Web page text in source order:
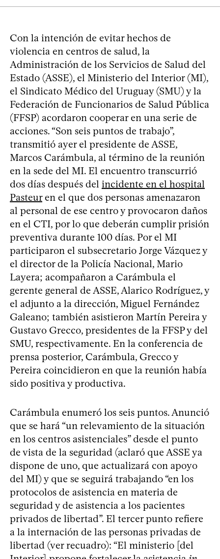
Con la intención de evitar hechos de
violencia en centros de salud, la
Administración de los Servicios de Salud del
Estado (ASSE), el Ministerio del Interior (MI),
el Sindicato Médico del Uruguay (SMU) y la
Federación de Funcionarios de Salud Pública
(FFSP) acordaron cooperar en una serie de
acciones. “Son seis puntos de trabajo”,
transmitió ayer el presidente de ASSE,
Marcos Carámbula, al término de la reunión
en la sede del MI. El encuentro transcurrió
dos días después del incidente en el hospital
Pasteuren el que dos personas amenazaron
al personal de ese centro y provocaron daños
en el CTI, por lo que deberán cumplir prisión
preventiva durante 100 días. Por el MI
participaron el subsecretario Jorge Vázquez y
el director de la Policía Nacional, Mario
Layera; acompañaron a Carámbula el
gerente general de ASSE, Alarico Rodríguez, y
el adjunto a la dirección, Miguel Fernández
Galeano; también asistieron Martín Pereira y
Gustavo Grecco, presidentes de la FFSP y del
SMU, respectivamente. En la conferencia de
prensa posterior, Carámbula, Grecco y
Pereira coincidieron en que la reunión había
sido positiva y productiva.
Carámbula enumeró los seis puntos. Anunció
que se hará “un relevamiento de la situación
en los centros asistenciales” desde el punto
de vista de la seguridad (aclaró que ASSE ya
dispone de uno, que actualizará con apoyo
del MI) y que se seguirá trabajando “en los
protocolos de asistencia en materia de
seguridad y de asistencia a los pacientes
privados de libertad”. El tercer punto refiere
a la internación de las personas privadas de
libertad (ver recuadro): “El ministerio [del